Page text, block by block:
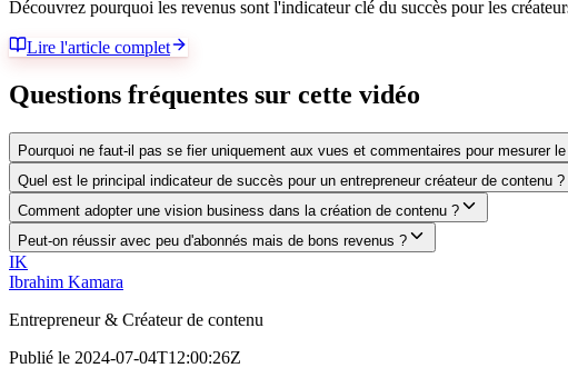
Découvrez pourquoi les revenus sont l'indicateur clé du succès pour les
Lire l'article complet
Questions fréquentes sur cette vidéo
Pourquoi ne faut-il pas se fier uniquement aux vues et commentaires pour mesurer
Quel est le principal indicateur de succès pour un entrepreneur créateur de contenu ?
Comment adopter une vision business dans la création de contenu ?
Peut-on réussir avec peu d'abonnés mais de bons revenus ?
IK
Ibrahim Kamara
Entrepreneur & Créateur de contenu
Publié le 2024-07-04T12:00:26Z